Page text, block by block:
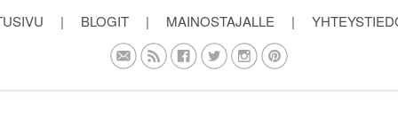
| BLOGIT | MAINOSTAJALLE |